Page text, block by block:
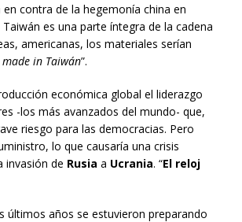
contra de la hegemonía china en
es una parte íntegra de la cadena
americanas, los materiales serían
made in Taiwán”.
económica global el liderazgo
-los más avanzados del mundo- que,
riesgo para las democracias. Pero
lo que causaría una crisis
invasión de Rusia a Ucrania. “El reloj
últimos años se estuvieron preparando